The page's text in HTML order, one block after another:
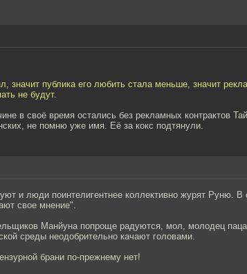
значит публика его любить стала меньше, значит
не будут.
в своё время остались без рекламных контрактов
не помню уже имя. Её за кокс подтянули.
и люди поинтелигентнее коллективно журят Руню.
свое мнение".
Манйуна попроще радуются, мол, молодец
среды неодобрительно качают головами.
брани по-прежнему нет!